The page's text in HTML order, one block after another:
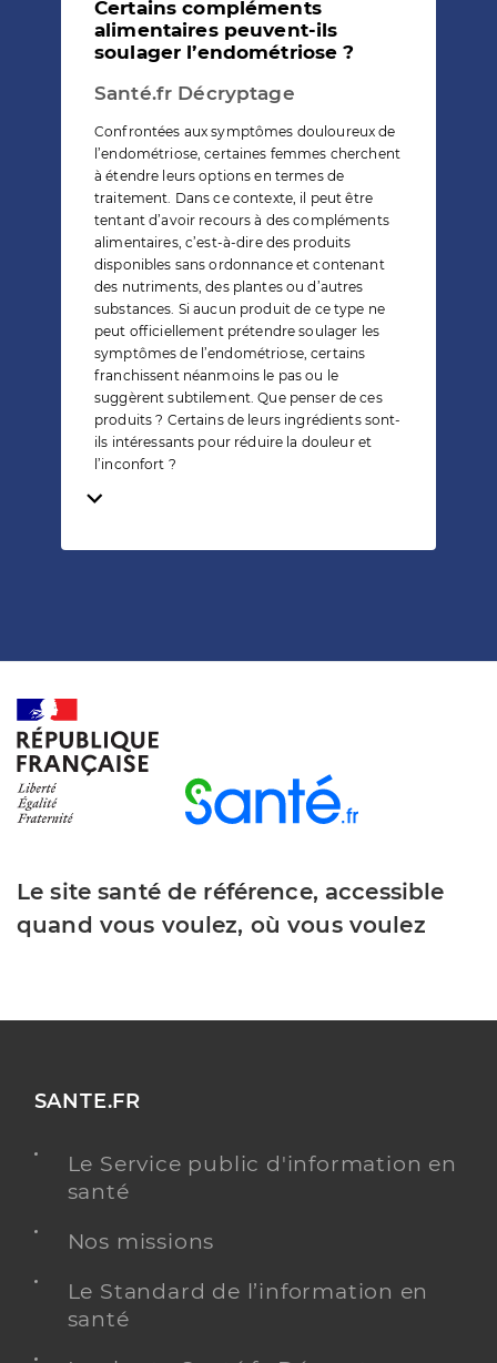
Certains compléments
alimentaires peuvent-ils
soulager l’endométriose ?
Santé.fr Décryptage
Confrontées aux symptômes douloureux de
l’endométriose, certaines femmes cherchent
à étendre leurs options en termes de
traitement. Dans ce contexte, il peut être
tentant d’avoir recours à des compléments
alimentaires, c’est-à-dire des produits
disponibles sans ordonnance et contenant
des nutriments, des plantes ou d’autres
substances. Si aucun produit de ce type ne
peut officiellement prétendre soulager les
symptômes de l’endométriose, certains
franchissent néanmoins le pas ou le
suggèrent subtilement. Que penser de ces
produits ? Certains de leurs ingrédients sont-
ils intéressants pour réduire la douleur et
l’inconfort ?
Temps de lecture
Le site santé de référence, accessible
quand vous voulez, où vous voulez
SANTE.FR
Le Service public d'information en
santé
Nos missions
Le Standard de l’information en
santé